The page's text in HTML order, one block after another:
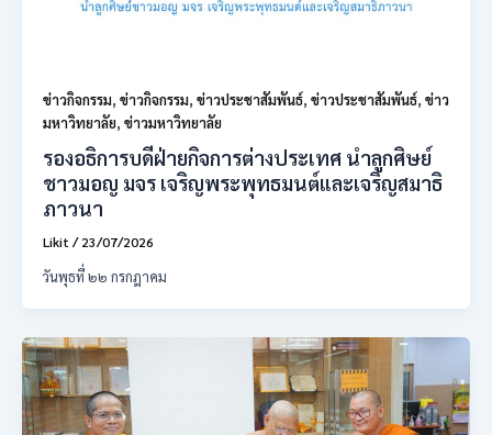
ข่าวกิจกรรม, ข่าวกิจกรรม, ข่าวประชาสัมพันธ์, ข่าวประชาสัมพันธ์, ข่าว
มหาวิทยาลัย, ข่าวมหาวิทยาลัย
รองอธิการบดีฝ่ายกิจการต่างประเทศ นำลูกศิษย์
ชาวมอญ มจร เจริญพระพุทธมนต์และเจริญสมาธิ
ภาวนา
Likit /23/07/2026
วันพุธที่ ๒๒ กรกฎาคม